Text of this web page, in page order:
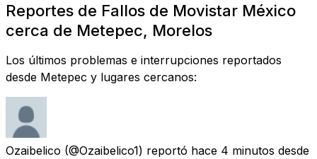
Reportes de Fallos de Movistar México
cerca de Metepec, Morelos
Los últimos problemas e interrupciones reportados
desde Metepec y lugares cercanos:
Ozaibelico (@Ozaibelico1) reportó hace 4 minutos desde